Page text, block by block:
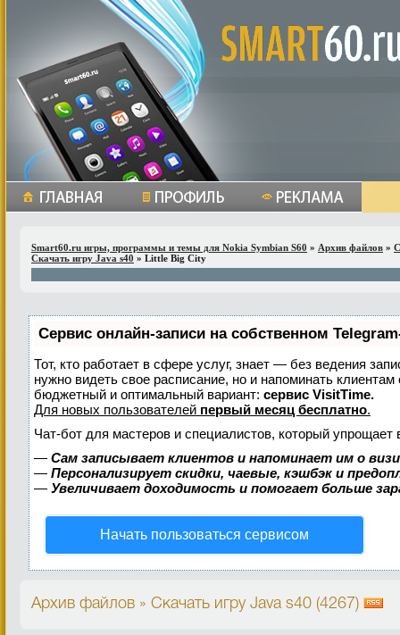
Smart60.ru игры, программы и темы для Nokia Symbian S60 » Архив файлов »
Скачать игру Java s40 » Little Big City
Сервис онлайн-записи на собственном
Тот, кто работает в сфере услуг, знает — без ведения
нужно видеть свое расписание, но и напоминать
бюджетный и оптимальный вариант: сервис VisitTime.
Для новых пользователей первый месяц бесплатно.
Чат-бот для мастеров и специалистов, который упрощает
— Сам записывает клиентов и напоминает им о
— Персонализирует скидки, чаевые, кэшбэк и
— Увеличивает доходимость и помогает больше
Начать пользоваться сервисом
Архив файлов » Скачать игру Java s40 (4267)